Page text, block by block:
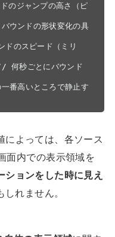
ジャンプの高さ（ピ
ドの形状変化の具
のスピード（ミリ
秒ごとにバウンド
高いところで静止す
によっては、各ソース
面内での表示領域を
ションをした時に見え
しれません。